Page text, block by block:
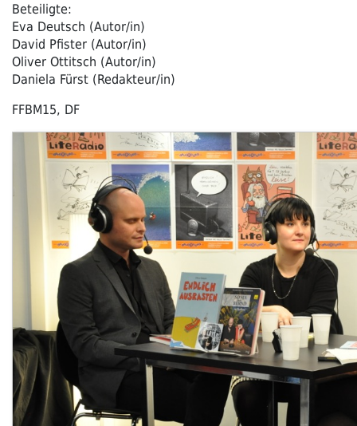
Beteiligte:
Eva Deutsch (Autor/in)
David Pfister (Autor/in)
Oliver Ottitsch (Autor/in)
Daniela Fürst (Redakteur/in)
FFBM15, DF